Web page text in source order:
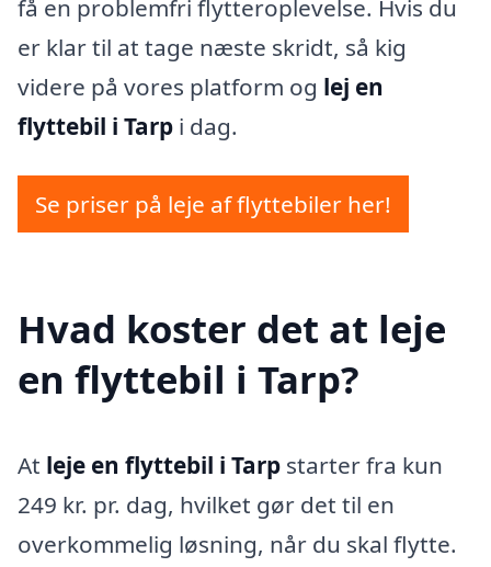
få en problemfri flytteroplevelse. Hvis du
er klar til at tage næste skridt, så kig
videre på vores platform og lej en
flyttebil i Tarp i dag.
Se priser på leje af flyttebiler her!
Hvad koster det at leje
en flyttebil i Tarp?
At leje en flyttebil i Tarp starter fra kun
249 kr. pr. dag, hvilket gør det til en
overkommelig løsning, når du skal flytte.